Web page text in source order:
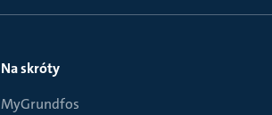
Na skróty
MyGrundfos